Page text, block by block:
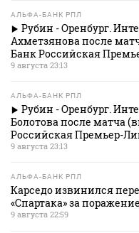
АЛЬФА-БАНК РПЛ
Рубин - Оренбург.
Ахметзянова после
Банк Российская
9 августа 23:13
АЛЬФА-БАНК РПЛ
Рубин - Оренбург.
Болотова после матча
Российская Премьер-
9 августа 23:13
АЛЬФА-БАНК РПЛ
Карседо извинился
«Спартака» за
9 августа 22:59